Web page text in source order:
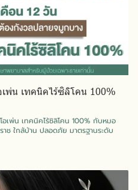
พ่น เทคนิคไร้ซิลิโคน 100%
เพ่น เทคนิคไร้ซิลิโคน 100% กับหมอ
ช ใกล้บ้าน ปลอดภัย มาตรฐานระดับ